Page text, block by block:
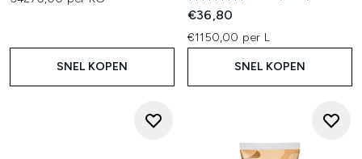
SNEL KOPEN
€36,80
€1150,00 per L
SNEL KOPEN